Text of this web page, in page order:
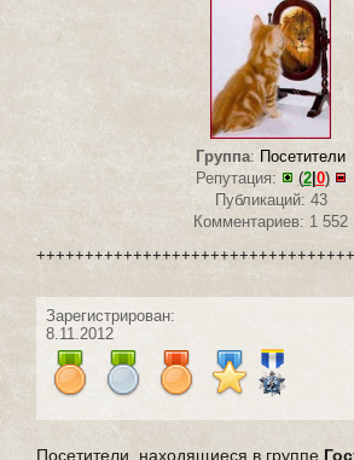
Группа: Посетители
Репутация:
(2|0)
Публикаций: 43
Комментариев: 1 552
Зарегистрирован:
8.11.2012
Посетители, находящиеся в группе